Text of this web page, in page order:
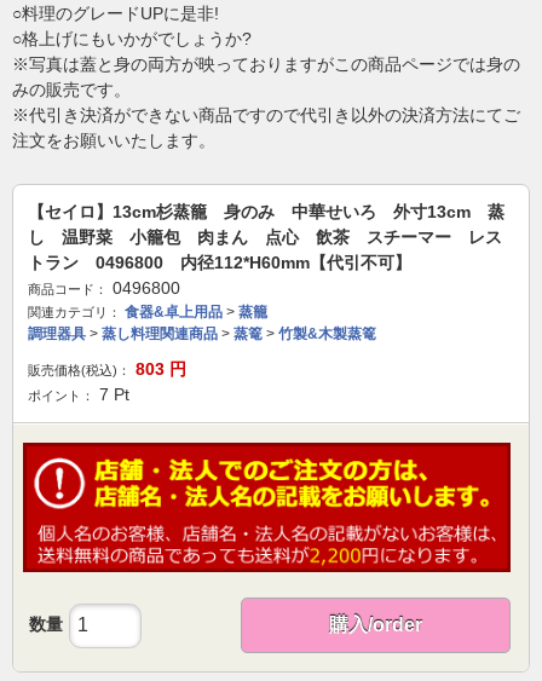
○料理のグレードUPに是非!
○格上げにもいかがでしょうか?
※写真は蓋と身の両方が映っておりますがこの商品ページでは身の
みの販売です。
※代引き決済ができない商品ですので代引き以外の決済方法にてご
注文をお願いいたします。
【セイロ】13cm杉蒸籠 身のみ 中華せいろ 外寸13cm 蒸
し 温野菜 小籠包 肉まん 点心 飲茶 スチーマー レス
トラン 0496800 内径112*H60mm【代引不可】
商品コード： 0496800
関連カテゴリ： 食器&卓上用品 > 蒸籠
調理器具 > 蒸し料理関連商品 > 蒸篭 > 竹製&木製蒸篭
販売価格(税込)： 803 円
ポイント： 7 Pt
数量 購入/order